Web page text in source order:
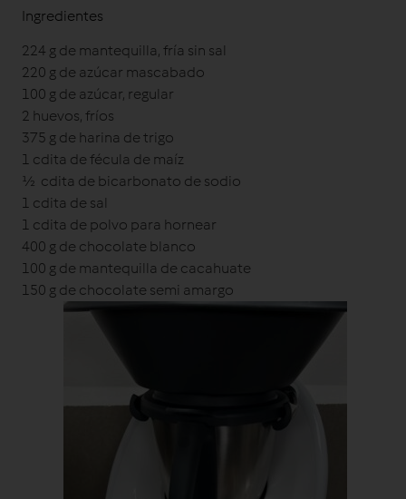
Ingredientes
224 g de mantequilla, fría sin sal
220 g de azúcar mascabado
100 g de azúcar, regular
2 huevos, fríos
375 g de harina de trigo
1 cdita de fécula de maíz
½ cdita de bicarbonato de sodio
1 cdita de sal
1 cdita de polvo para hornear
400 g de chocolate blanco
100 g de mantequilla de cacahuate
150 g de chocolate semi amargo